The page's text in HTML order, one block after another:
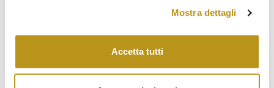
Mostra dettagli
Accetta tutti
Terrace
Outdoor furniture with chaise longue –
Coffee table and chairs